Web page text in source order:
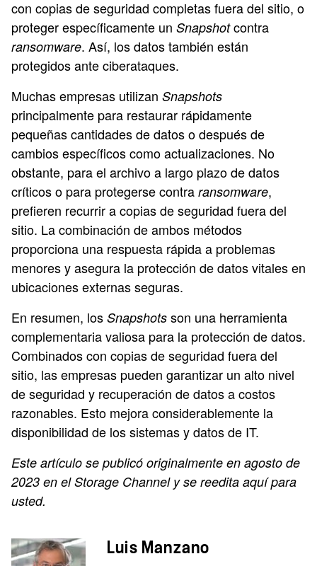
con copias de seguridad completas fuera del sitio, o
proteger específicamente un Snapshotcontra
ransomware. Así, los datos también están
protegidos ante ciberataques.
Muchas empresas utilizan Snapshots
principalmente para restaurar rápidamente
pequeñas cantidades de datos o después de
cambios específicos como actualizaciones. No
obstante, para el archivo a largo plazo de datos
críticos o para protegerse contra ransomware,
prefieren recurrir a copias de seguridad fuera del
sitio. La combinación de ambos métodos
proporciona una respuesta rápida a problemas
menores y asegura la protección de datos vitales en
ubicaciones externas seguras.
En resumen, los Snapshots son una herramienta
complementaria valiosa para la protección de datos.
Combinados con copias de seguridad fuera del
sitio, las empresas pueden garantizar un alto nivel
de seguridad y recuperación de datos a costos
razonables. Esto mejora considerablemente la
disponibilidad de los sistemas y datos de IT.
Este artículo se publicó originalmente en agosto de
2023 en el Storage Channel y se reedita aquí para
usted.
Luis Manzano